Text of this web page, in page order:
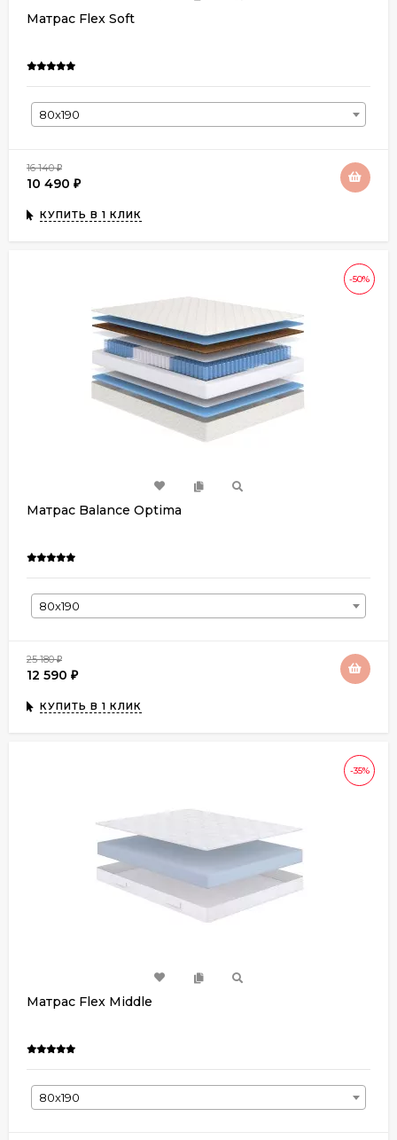
Матрас Flex Soft
80х190
16 140₽
10 490 ₽
КУПИТЬ В 1 КЛИК
-50%
Матрас Balance Optima
80х190
25 180₽
12 590 ₽
КУПИТЬ В 1 КЛИК
-35%
Матрас Flex Middle
80х190